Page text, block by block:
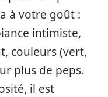
à votre goût :
intimiste,
couleurs (vert,
plus de peps.
il est